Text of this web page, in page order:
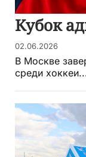
Кубок
02.06.2026
В Москве
среди